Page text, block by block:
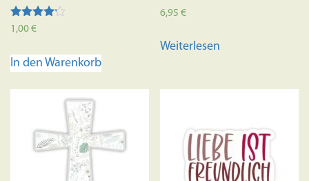
Bewertet
von 5
1,00€
In den Warenkorb
6,95€
Weiterlesen